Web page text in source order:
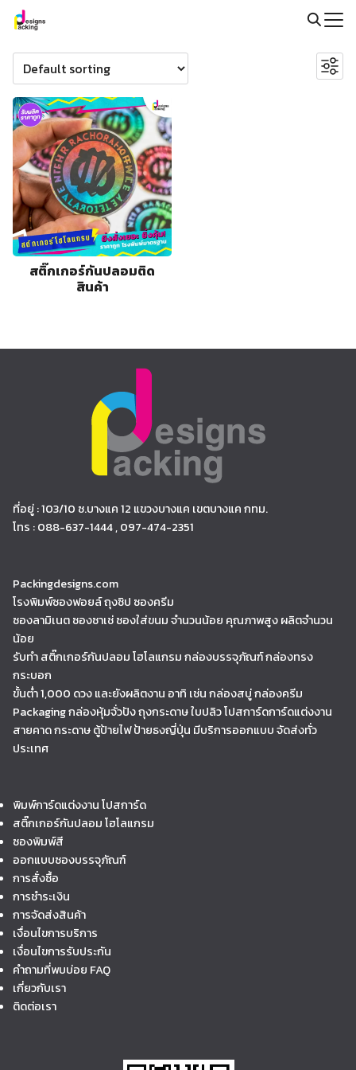
Skip
content
for:
for:
@packingdesigns
สติ๊กเกอร์กันปลอมติด
สินค้า
ที่อยู่ : 103/10 ซ.บางแค 12 แขวงบางแค เขตบางแค กทม.
โทร : 088-637-1444 , 097-474-2351
Packingdesigns.com
โรงพิมพ์ซองฟอยล์ ถุงซิป ซองครีม
ซองลามิเนต ซองซาเช่ ซองใส่ขนม จำนวนน้อย คุณภาพสูง ผลิตจำนวน
น้อย
รับทำ สติ๊กเกอร์กันปลอม โฮโลแกรม กล่องบรรจุภัณฑ์ กล่องทรง
กระบอก
ขั้นต่ำ 1,000 ดวง และยังผลิตงาน อาทิ เช่น กล่องสบู่ กล่องครีม
Packaging กล่องหุ้มจั่วปัง ถุงกระดาษ ใบปลิว โปสการ์ดการ์ดแต่งงาน
สายคาด กระดาษ ตู้ป้ายไฟ ป้ายธงญี่ปุ่น มีบริการออกแบบ จัดส่งทั่ว
ประเทศ
พิมพ์การ์ดแต่งงาน โปสการ์ด
สติ๊กเกอร์กันปลอม โฮโลแกรม
ซองพิมพ์สี
ออกแบบซองบรรจุภัณฑ์
การสั่งซื้อ
การชำระเงิน
การจัดส่งสินค้า
เงื่อนไขการบริการ
เงื่อนไขการรับประกัน
คำถามที่พบบ่อย FAQ
เกี่ยวกับเรา
ติดต่อเรา